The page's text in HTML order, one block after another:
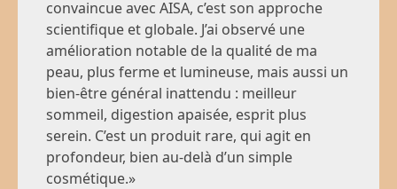
convaincue avec AISA, c’est son approche
scientifique et globale. J’ai observé une
amélioration notable de la qualité de ma
peau, plus ferme et lumineuse, mais aussi un
bien-être général inattendu : meilleur
sommeil, digestion apaisée, esprit plus
serein. C’est un produit rare, qui agit en
profondeur, bien au-delà d’un simple
cosmétique.»